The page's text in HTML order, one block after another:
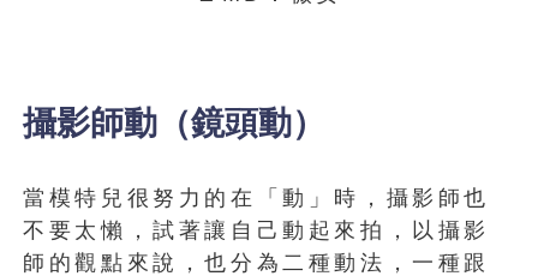
攝影師動（鏡頭動）
當模特兒很努力的在「動」時，攝影師也
不要太懶，試著讓自己動起來拍，以攝影
師的觀點來說，也分為二種動法，一種跟